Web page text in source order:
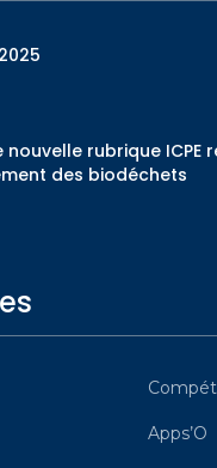
nouvelle rubrique ICPE
des biodéchets
Apps’O